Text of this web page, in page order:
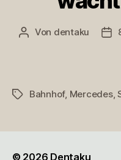
Beitragsautor
Von dentaku
Schlagwörter
Bahnhof, Mercedes,
© 2026 Dentaku